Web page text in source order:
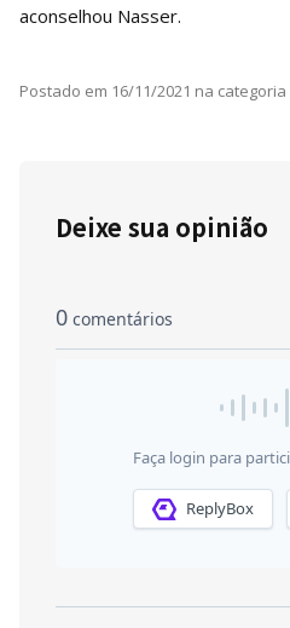
aconselhou Nasser.
Postado em 16/11/2021 na categoria
Deixe sua opinião